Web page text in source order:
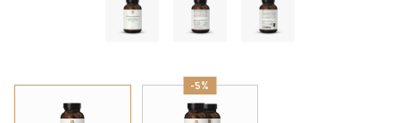
-5%